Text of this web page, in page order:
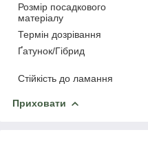
Розмір посадкового
матеріалу
Термін дозрівання
Ґатунок/Гібрид
Стійкість до ламання
Приховати